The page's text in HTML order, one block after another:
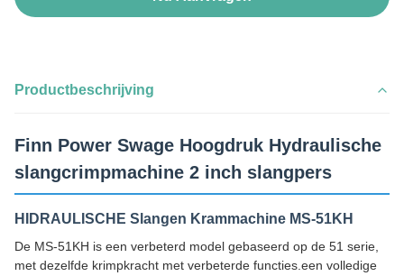
Productbeschrijving
Finn Power Swage Hoogdruk Hydraulische
slangcrimpmachine 2 inch slangpers
HIDRAULISCHE Slangen Krammachine MS-51KH
De MS-51KH is een verbeterd model gebaseerd op de 51 serie,
met dezelfde krimpkracht met verbeterde functies.een volledige